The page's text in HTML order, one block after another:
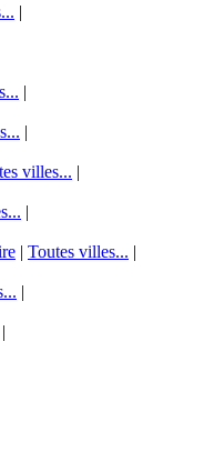
|
|
|
villes... |
|
| Toutes villes... |
|
|